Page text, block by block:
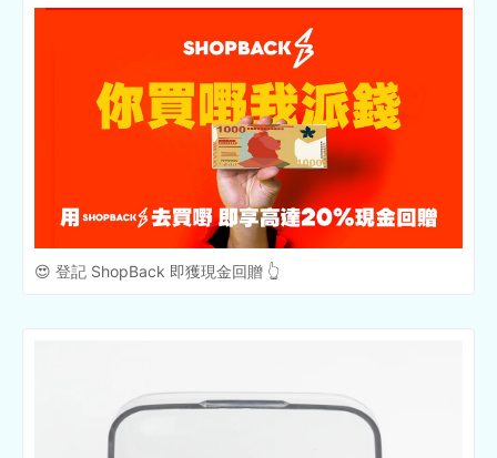
😍 登記 ShopBack 即獲現金回贈 👆